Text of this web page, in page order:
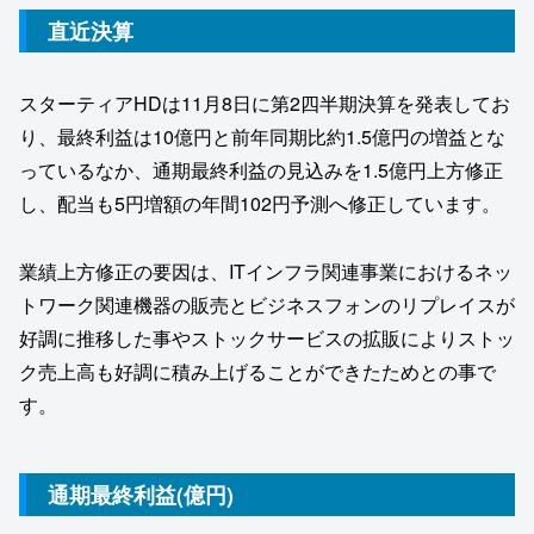
直近決算
スターティアHDは11月8日に第2四半期決算を発表してお
り、最終利益は10億円と前年同期比約1.5億円の増益とな
っているなか、通期最終利益の見込みを1.5億円上方修正
し、配当も5円増額の年間102円予測へ修正しています。
業績上方修正の要因は、ITインフラ関連事業におけるネッ
トワーク関連機器の販売とビジネスフォンのリプレイスが
好調に推移した事やストックサービスの拡販によりストッ
ク売上高も好調に積み上げることができたためとの事で
す。
通期最終利益(億円)